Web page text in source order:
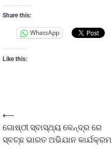
Share this:
WhatsApp
Like this:
⟵
ଗୋଷ୍ଠୀ ସ୍ବାସ୍ଥ୍ୟ କେନ୍ଦ୍ର ରେ
ସ୍ବଚ୍ଛ ଭାରତ ଅଭିଯାନ କାର୍ଯକ୍ରମ